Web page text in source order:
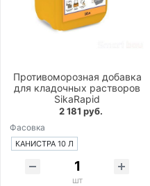
Противоморозная добавка
для кладочных растворов
SikaRapid
2 181 руб.
Фасовка
КАНИСТРА 10 Л
шт